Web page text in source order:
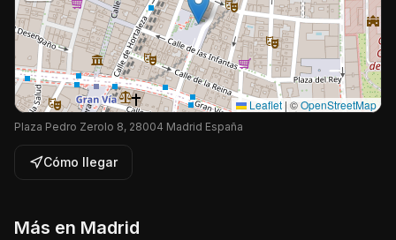
Leaflet | ©OpenStreetMap
Plaza Pedro Zerolo 8, 28004 Madrid España
Cómo llegar
Más en Madrid